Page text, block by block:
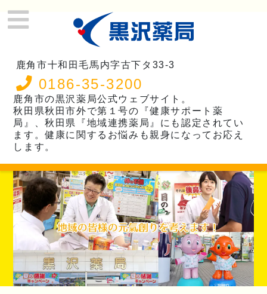
鹿角市十和田毛馬内字古下タ33-3
0186-35-3200
鹿角市の黒沢薬局公式ウェブサイト。
秋田県秋田市外で第１号の『健康サポート薬
局』、秋田県『地域連携薬局』にも認定されてい
ます。健康に関するお悩みも親身になってお応え
します。